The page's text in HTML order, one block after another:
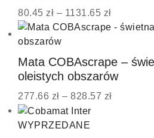
80.45 zł – 1131.65 zł
Mata COBAscrape –
oleistych obszarów
277.66 zł – 828.57 zł
WYPRZEDANE